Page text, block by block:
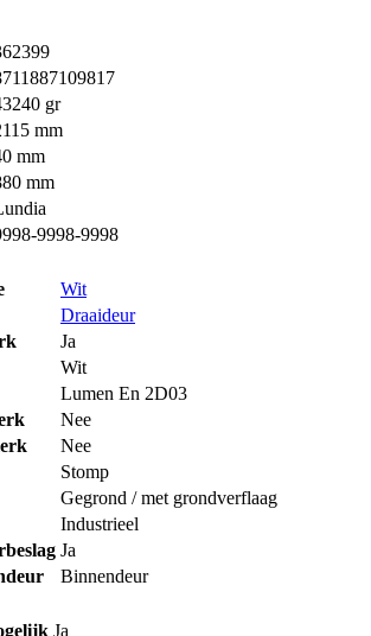
gr
mm
mm
mm
9998-9998
Wit
Draaideur
Ja
Wit
Lumen En 2D03
Nee
Nee
Stomp
Gegrond / met grondverflaag
Industrieel
Ja
Binnendeur
Ja